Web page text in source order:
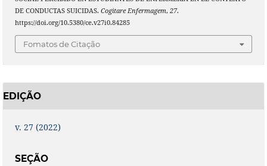
DE CONDUCTAS SUICIDAS. Cogitare Enfermagem, 27.
https://doi.org/10.5380/ce.v27i0.84285
Fomatos de Citação
EDIÇÃO
v. 27 (2022)
SEÇÃO